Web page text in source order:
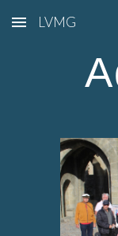
Skip to main content
LVMG